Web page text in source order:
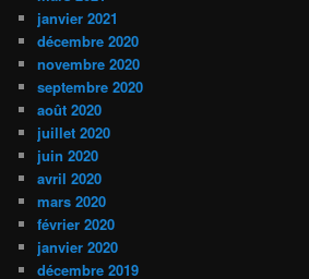
janvier 2021
décembre 2020
novembre 2020
septembre 2020
août 2020
juillet 2020
juin 2020
avril 2020
mars 2020
février 2020
janvier 2020
décembre 2019